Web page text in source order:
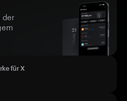
der
für X